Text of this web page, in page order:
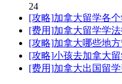
24
[攻略]加拿大留学各
[费用]加拿大留学学法
[攻略]加拿大哪些地
[攻略]小孩去加拿大
[费用]加拿大出国留